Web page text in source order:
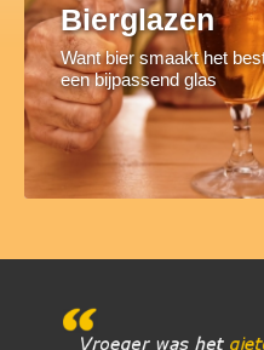
Bierglazen
Want bier smaakt het
een bijpassend glas